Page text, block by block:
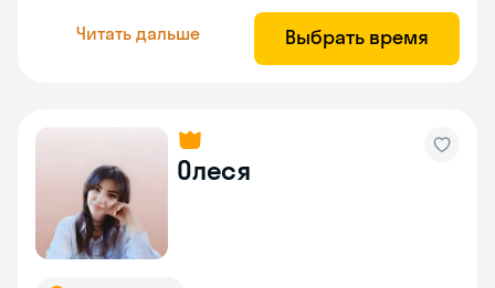
Читать дальше Выбрать время
Олеся